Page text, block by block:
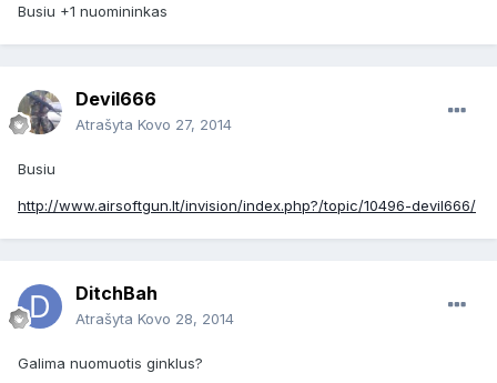
Busiu +1 nuomininkas
Devil666
Atrašyta Kovo 27, 2014
Busiu
http://www.airsoftgun.lt/invision/index.php?/topic/10496-devil666/
DitchBah
Atrašyta Kovo 28, 2014
Galima nuomuotis ginklus?